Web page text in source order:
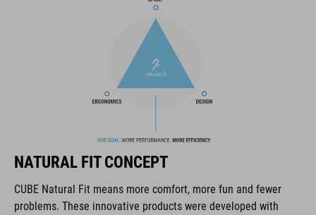
The CUBE brand is synonymous with innovative, high-quality
products geared to all the latest trends. Our designers
collaborate closely to create bikes and accessories that
coordinate seamlessly, combining design, technology and
usability for the perfect balance between form and function.
NF Ergonomics-leest
NATURAL FIT CONCEPT
CUBE Natural Fit means more comfort, more fun and fewer
problems. These innovative products were developed with